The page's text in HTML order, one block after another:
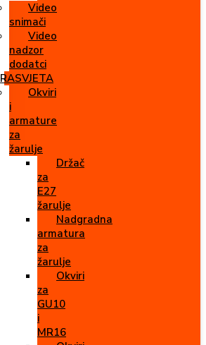
Video
snimači
Video
nadzor
dodatci
RASVJETA
Okviri
i
armature
za
žarulje
Držač
za
E27
žarulje
Nadgradna
armatura
za
žarulje
Okviri
za
GU10
i
MR16